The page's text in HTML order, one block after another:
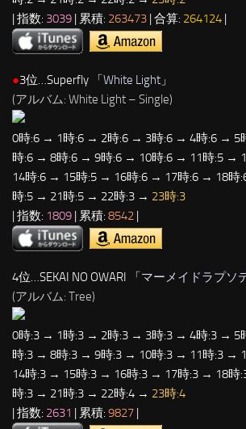
| 指数: 3039 | 累積: 263473 | 合算: 264124 |
●3位…Superfly 「White Light 」
(アルバム: White Light – Single)
0時:6 → 1時:6 → 2時:6 → 3時:6 → 4時:6 → 5
時:6 → 8時:6 → 9時:6 → 10時:6 → 11時:5 →
14時:6 → 15時:5 → 16時:6 → 17時:6 → 18時
時:5 → 21時:5 → 22時:3 → 23時:3
| 指数: 1809 | 累積: 8542 |
4位…SEKAI NO OWARI 「マーメイドラプソ
(アルバム: Tree)
0時:3 → 1時:3 → 2時:3 → 3時:3 → 4時:3 → 5
時:3 → 8時:3 → 9時:3 → 10時:3 → 11時:3 →
14時:3 → 15時:3 → 16時:3 → 17時:3 → 18時
時:3 → 21時:3 → 22時:4 → 23時:4
| 指数: 2631 | 累積: 9827 |